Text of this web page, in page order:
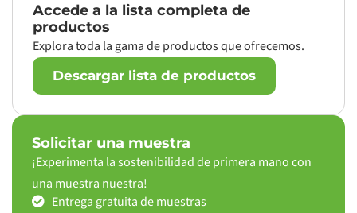
Accede a la lista completa de
productos
Explora toda la gama de productos que ofrecemos.
Descargar lista de productos
Solicitar una muestra
¡Experimenta la sostenibilidad de primera mano con
una muestra nuestra!
Entrega gratuita de muestras